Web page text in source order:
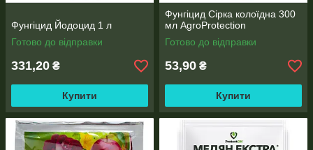
Фунгіцид Йодоцид 1 л
Готово до відправки
331,20 ₴
Купити
Фунгіцид Сірка колоїдна 300
мл AgroProtection
Готово до відправки
53,90 ₴
Купити